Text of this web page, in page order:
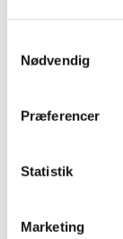
Nødvendig
Præferencer
Statistik
Marketing